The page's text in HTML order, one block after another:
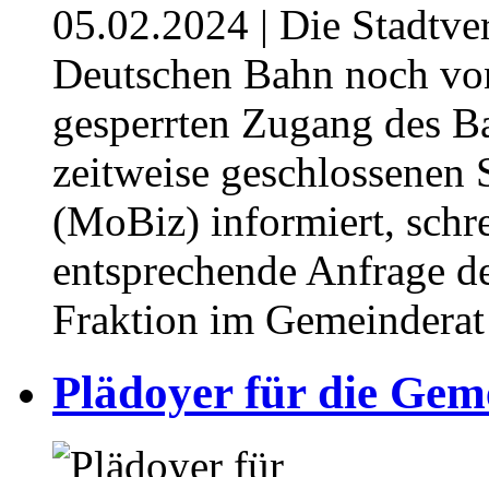
05.02.2024 | Die
Deutschen Bahn noch
gesperrten Zugang des
zeitweise
(MoBiz) informiert,
entsprechende Anfrage
Fraktion im
Plädoyer für die